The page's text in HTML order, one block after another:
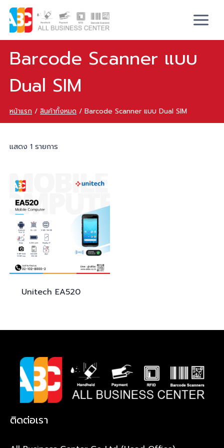
Barcode Scanner แบบ
Dual SIM
หน้าแรก / สินค้าทั้งหมด / Barcode Scanner แบบ Dual SIM
แสดง 1 รายการ
Unitech EA520
ติดต่อเรา